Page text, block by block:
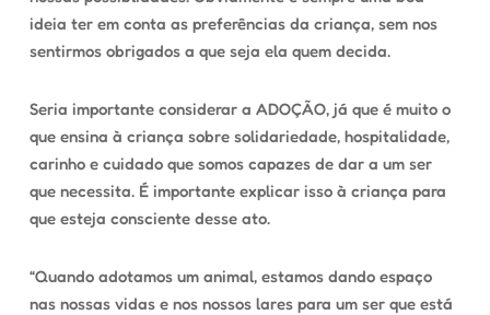
ideia ter em conta as preferências da criança, sem nos
sentirmos obrigados a que seja ela quem decida.
Seria importante considerar a ADOÇÃO, já que é muito o
que ensina à criança sobre solidariedade, hospitalidade,
carinho e cuidado que somos capazes de dar a um ser
que necessita. É importante explicar isso à criança para
que esteja consciente desse ato.
“Quando adotamos um animal, estamos dando espaço
nas nossas vidas e nos nossos lares para um ser que está